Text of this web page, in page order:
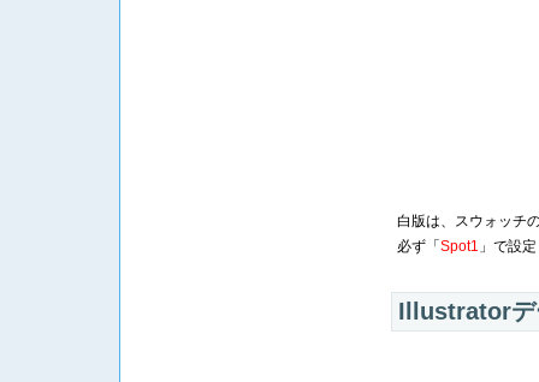
白版は、スウォッチ
必ず「Spot1 」で設
Illustrator